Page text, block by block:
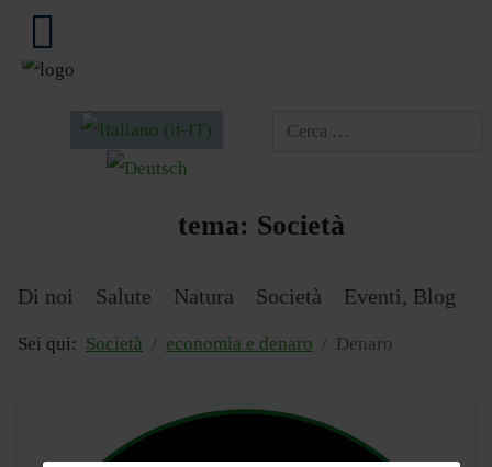
Seleziona la tua lingua
tema: Società
Di noi Salute Natura Società Eventi, Blog
Sei qui: Società economia e denaro Denaro